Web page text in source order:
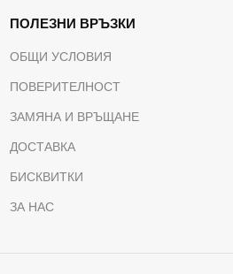
ПОЛЕЗНИ ВРЪЗКИ
ОБЩИ УСЛОВИЯ
ПОВЕРИТЕЛНОСТ
ЗАМЯНА И ВРЪЩАНЕ
ДОСТАВКА
БИСКВИТКИ
ЗА НАС